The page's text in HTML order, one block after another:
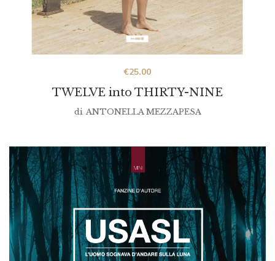
TWELVE into THIRTY-NINE
€25.00
di ANTONELLA MEZZAPESA